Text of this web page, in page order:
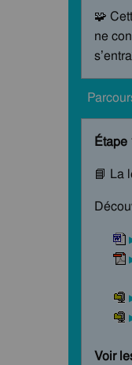
🧩
ne
Étape
📘 La
Voir